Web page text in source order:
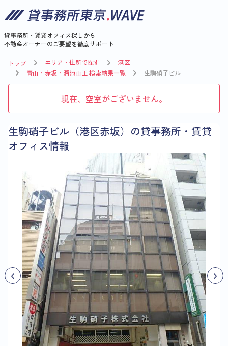
貸事務所・賃貸オフィス探しから
不動産オーナーのご要望を徹底サポート
トップ エリア・住所で探す
港区
青山・赤坂・溜池山王 検索結果一覧
生駒硝子ビル
現在、空室がございません。
生駒硝子ビル（港区赤坂）の貸事務所・賃貸
オフィス情報